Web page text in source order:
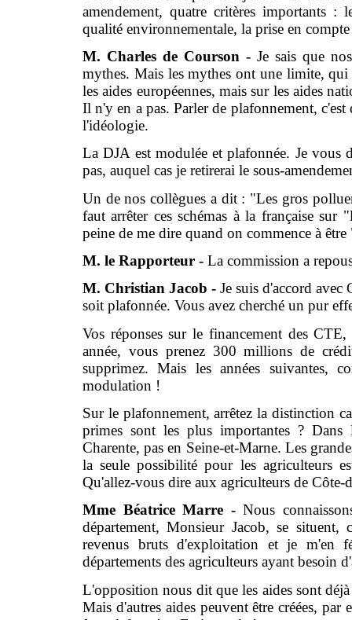
amendement, quatre critères importants
qualité environnementale, la prise en
M. Charles de Courson - Je sais que
mythes. Mais les mythes ont une limite,
les aides européennes, mais sur les aides
Il n'y en a pas. Parler de plafonnement,
l'idéologie.
La DJA est modulée et plafonnée. Je vous
pas, auquel cas je retirerai le sous-
Un de nos collègues a dit : "Les gros
faut arrêter ces schémas à la française
peine de me dire quand on commence à
M. le Rapporteur - La commission a
M. Christian Jacob -Je suis d'accord
soit plafonnée. Vous avez cherché un pur
Vos réponses sur le financement des
année, vous prenez 300 millions de
supprimez. Mais les années suivantes,
modulation !
Sur le plafonnement, arrêtez la distinction
primes sont les plus importantes ?
Charente, pas en Seine-et-Marne. Les
la seule possibilité pour les agriculteurs
Qu'allez-vous dire aux agriculteurs de Côte-
Mme Béatrice Marre -Nous
département, Monsieur Jacob, se
revenus bruts d'exploitation et je m'en
départements des agriculteurs ayant besoin
L'opposition nous dit que les aides sont
Mais d'autres aides peuvent être créées,